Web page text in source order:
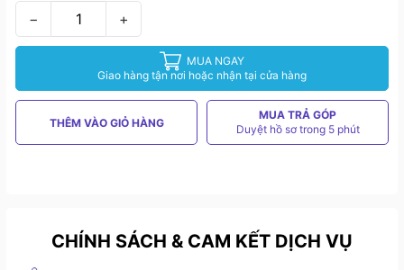
− +
MUA NGAY
Giao hàng tận nơi hoặc nhận tại cửa hàng
THÊM VÀO GIỎ HÀNG
MUA TRẢ GÓP
Duyệt hồ sơ trong 5 phút
CHÍNH SÁCH & CAM KẾT DỊCH VỤ